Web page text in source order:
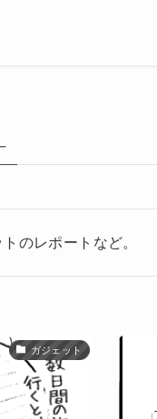
のレポートなど。
ガジェット